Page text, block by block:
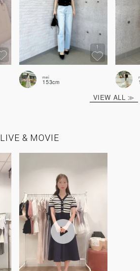
1
mei
153cm
VIEW ALL ≫
LIVE & MOVIE